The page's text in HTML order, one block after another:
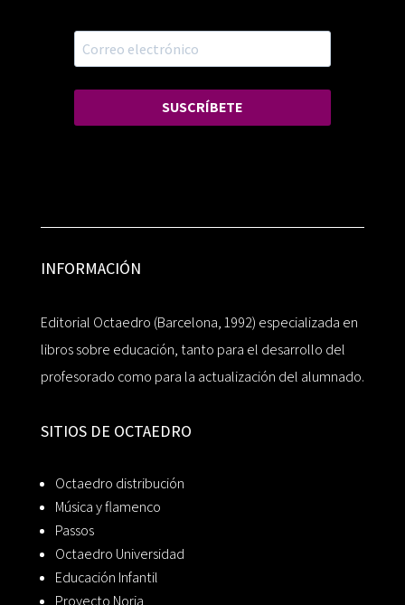
SUSCRÍBETE
INFORMACIÓN
Editorial Octaedro (Barcelona, 1992) especializada en
libros sobre educación, tanto para el desarrollo del
profesorado como para la actualización del alumnado.
SITIOS DE OCTAEDRO
Octaedro distribución
Música y flamenco
Passos
Octaedro Universidad
Educación Infantil
Proyecto Noria